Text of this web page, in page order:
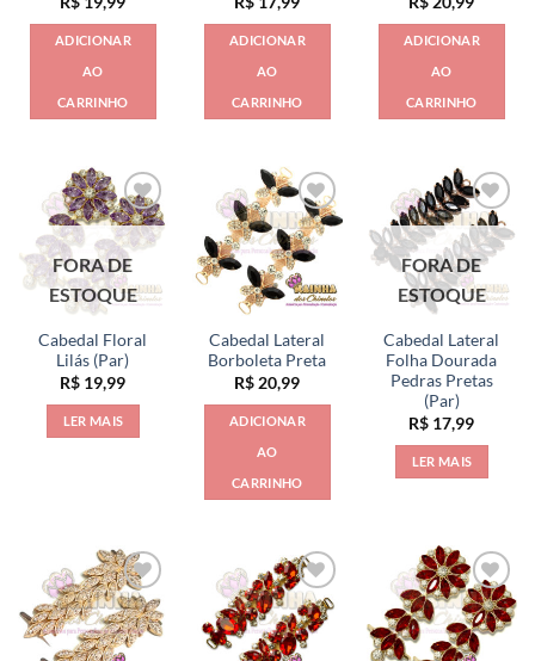
ADICIONAR
AO
CARRINHO
ADICIONAR
AO
CARRINHO
ADICIONAR
AO
CARRINHO
FORA DE
ESTOQUE
Cabedal Floral
Lilás (Par)
R$ 19,99
LER MAIS
Cabedal Lateral
Borboleta Preta
R$ 20,99
ADICIONAR
AO
CARRINHO
FORA DE
ESTOQUE
Cabedal Lateral
Folha Dourada
Pedras Pretas
(Par)
R$ 17,99
LER MAIS